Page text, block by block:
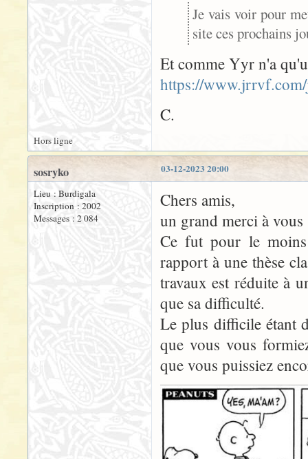
Je vais voir pour
site ces prochains
Et comme Yyr n'a
https://
C.
Hors ligne
03-12-2023 20:00
sosryko
Lieu : Burdigala
Inscription : 2002
Messages : 2 084
Chers amis,
un grand merci à vous
Ce fut pour le
rapport à une thèse
travaux est réduite à
que sa difficulté.
Le plus difficile étant
que vous vous
que vous puissiez